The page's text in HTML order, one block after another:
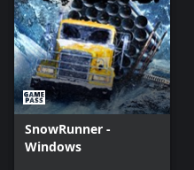
SnowRunner -
Windows